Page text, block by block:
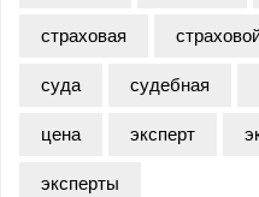
страховая
суда
судебная
цена
эксперт
эксперты